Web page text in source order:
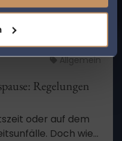
Allgemein
Regelungen
oder auf dem
Doch wie